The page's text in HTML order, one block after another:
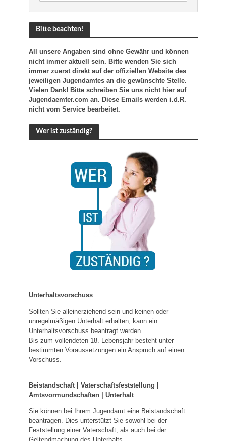
Bitte beachten!
All unsere Angaben sind ohne Gewähr und können
nicht immer aktuell sein. Bitte wenden Sie sich
immer zuerst direkt auf der offiziellen Website des
jeweiligen Jugendamtes an die gewünschte Stelle.
Vielen Dank! Bitte schreiben Sie uns nicht hier auf
Jugendaemter.com an. Diese Emails werden i.d.R.
nicht vom Service bearbeitet.
Wer ist zuständig?
Unterhaltsvorschuss
Sollten Sie alleinerziehend sein und keinen oder
unregelmäßigen Unterhalt erhalten, kann ein
Unterhaltsvorschuss beantragt werden.
Bis zum vollendeten 18. Lebensjahr besteht unter
bestimmten Voraussetzungen ein Anspruch auf einen
Vorschuss.
Beistandschaft | Vaterschaftsfeststellung |
Amtsvormundschaften| Unterhalt
Sie können bei Ihrem Jugendamt eine Beistandschaft
beantragen. Dies unterstützt Sie sowohl bei der
Feststellung einer Vaterschaft, als auch bei der